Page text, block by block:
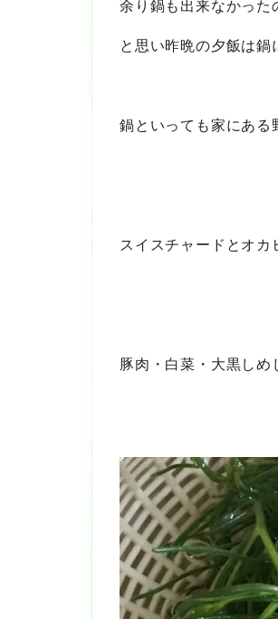
余り鍋も出来なかった
と思い昨晩の夕飯は鍋
鍋といっても家にある
スイスチャードとオカ
豚肉・白菜・大黒しめ